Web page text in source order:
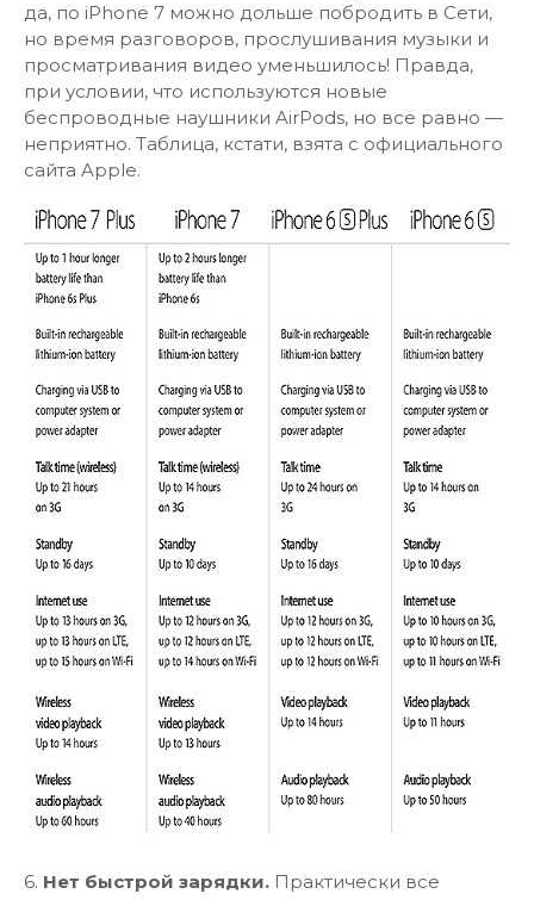
да, по iPhone 7 можно дольше побродить в Сети,
но время разговоров, прослушивания музыки и
просматривания видео уменьшилось! Правда,
при условии, что используются новые
беспроводные наушники AirPods, но все равно —
неприятно. Таблица, кстати, взята с официального
сайта Apple.
6. Нет быстрой зарядки. Практически все